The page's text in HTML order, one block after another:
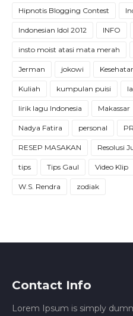
Hipnotis Blogging Contest
Indonesian Idol 2012 INFO
insto moist atasi mata merah
Jerman jokowi
Kuliah kumpulan puisi
lirik lagu Indonesia Makassar
Nadya Fatira personal
RESEP MASAKAN Resolusi
tips Tips Gaul Video Klip
W.S. Rendra zodiak
Contact Info
Lorem Ipsum is simply